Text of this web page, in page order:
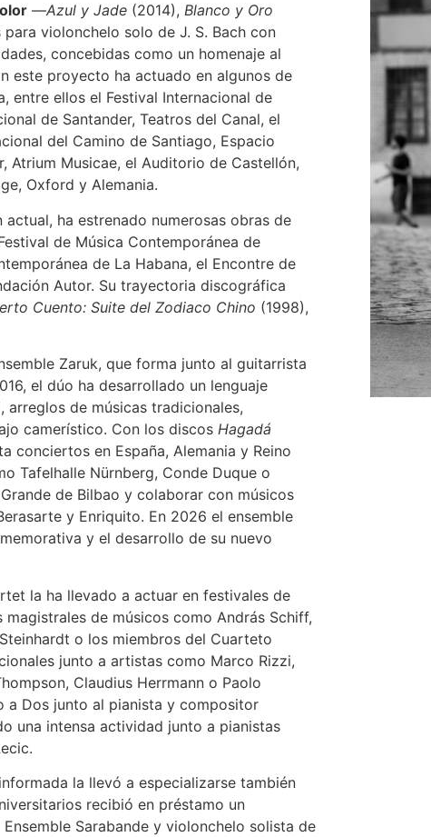
—Azul y Jade (2014), Blanco y Oro
violonchelo solo de J. S. Bach con
concebidas como un homenaje al
este proyecto ha actuado en algunos de
entre ellos el Festival Internacional de
de Santander, Teatros del Canal, el
del Camino de Santiago, Espacio
Atrium Musicae, el Auditorio de Castellón,
Oxford y Alemania.
ha estrenado numerosas obras de
de Música Contemporánea de
de La Habana, el Encontre de
Autor. Su trayectoria discográfica
Cuento: Suite del Zodiaco Chino (1998),
Zaruk, que forma junto al guitarrista
el dúo ha desarrollado un lenguaje
de músicas tradicionales,
camerístico. Con los discos Hagadá
conciertos en España, Alemania y Reino
Tafelhalle Nürnberg, Conde Duque o
de Bilbao y colaborar con músicos
y Enriquito. En 2026 el ensemble
y el desarrollo de su nuevo
la ha llevado a actuar en festivales de
de músicos como András Schiff,
o los miembros del Cuarteto
junto a artistas como Marco Rizzi,
Claudius Herrmann o Paolo
a Dos junto al pianista y compositor
una intensa actividad junto a pianistas
la llevó a especializarse también
recibió en préstamo un
Sarabande y violonchelo solista de